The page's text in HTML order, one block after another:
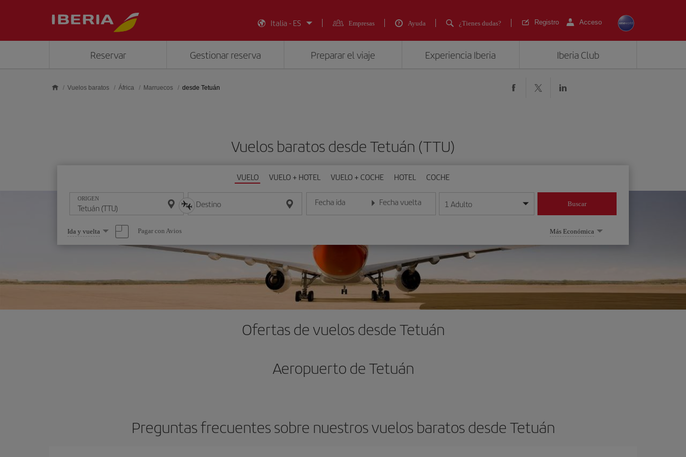
Italia - ES
Empresas Ayuda ¿Tienes dudas? Registro Acceso
Reservar Gestionar reserva Preparar el viaje Experiencia Iberia Iberia Club
Vuelos baratos África Marruecos desde Tetuán
Vuelos baratos desde Tetuán (TTU)
VUELO VUELO + HOTEL VUELO + COCHE HOTEL COCHE
ORIGEN Destino Fecha ida
Introduce la fecha en formato día/mes/año
Fecha vuelta
Introduce la fecha en formato día/mes/año
1 Adulto Buscar
Seleccione
una
opción
Ida y vuelta Pagar con Avios Más Económica
Ofertas de vuelos desde Tetuán
Aeropuerto de Tetuán
Preguntas frecuentes sobre nuestros vuelos baratos desde Tetuán